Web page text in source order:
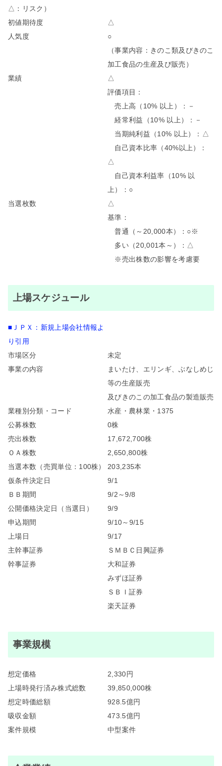
△：リスク）
初値期待度
△
人気度
○
（事業内容：きのこ類及びきのこ
加工食品の生産及び販売 ）
業績
△
評価項目：
売上高（10% 以上）：－
経常利益（10% 以上）：－
当期純利益（10% 以上）：△
自己資本比率（40%以上）：
△
自己資本利益率（10% 以
上）：○
当選枚数
△
基準：
普通（～20,000本）：○※
多い（20,001本～）：△
※売出株数の影響を考慮要
上場スケジュール
■ＪＰＸ：新規上場会社情報よ
り引用
市場区分
未定
事業の内容
まいたけ、エリンギ、ぶなしめじ
等の生産販売
及びきのこの加工食品の製造販売
業種別分類・コード
水産・農林業・1375
公募株数
0株
売出株数
17,672,700株
ＯＡ株数
2,650,800株
当選本数（売買単位：100株）
203,235本
仮条件決定日
9/1
ＢＢ期間
9/2～9/8
公開価格決定日（当選日）
9/9
申込期間
9/10～9/15
上場日
9/17
主幹事証券
ＳＭＢＣ日興証券
幹事証券
大和証券
みずほ証券
ＳＢＩ証券
楽天証券
事業規模
想定価格
2,330円
上場時発行済み株式総数
39,850,000株
想定時価総額
928.5億円
吸収金額
473.5億円
案件規模
中型案件